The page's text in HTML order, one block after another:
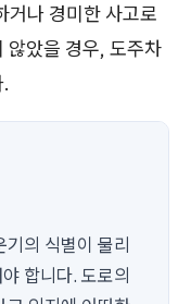
거나 경미한 사고로
않았을 경우, 도주차
의 식별이 물리
합니다. 도로의